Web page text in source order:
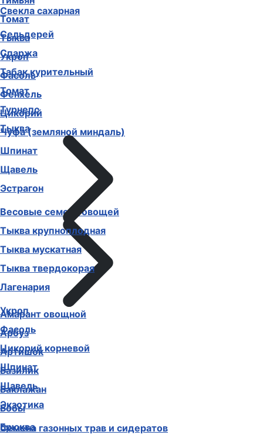
Томат
Тыква
Укроп
Фасоль
Фенхель
Цикорий
Чуфа (земляной миндаль)
Шпинат
Щавель
Эстрагон
Весовые семена овощей
Амарант овощной
Арбуз
Артишок
Базилик
Баклажан
Бобы
Брюква
Свекла сахарная
Сельдерей
Спаржа
Табак курительный
Томат
Турнепс
Тыква
Тыква крупноплодная
Тыква мускатная
Тыква твердокорая
Лагенария
Укроп
Фасоль
Цикорий корневой
Шпинат
Щавель
Экзотика
Семена газонных трав и сидератов